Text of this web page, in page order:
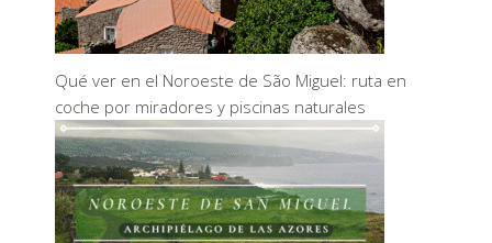
Qué ver en el Noroeste de São Miguel: ruta en
coche por miradores y piscinas naturales